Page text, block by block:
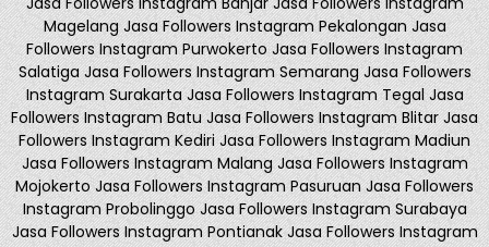
Magelang Jasa Followers Instagram Pekalongan Jasa
Followers Instagram Purwokerto Jasa Followers Instagram
Salatiga Jasa Followers Instagram Semarang Jasa Followers
Instagram Surakarta Jasa Followers Instagram Tegal Jasa
Followers Instagram Batu Jasa Followers Instagram Blitar Jasa
Followers Instagram Kediri Jasa Followers Instagram Madiun
Jasa Followers Instagram Malang Jasa Followers Instagram
Mojokerto Jasa Followers Instagram Pasuruan Jasa Followers
Instagram Probolinggo Jasa Followers Instagram Surabaya
Jasa Followers Instagram Pontianak Jasa Followers Instagram